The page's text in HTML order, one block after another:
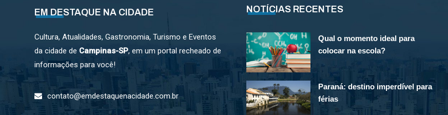
EM DESTAQUE NA CIDADE
Cultura, Atualidades, Gastronomia, Turismo e Eventos
da cidade de Campinas-SP, em um portal recheado de
informações para você!
contato@emdestaquenacidade.com.br
NOTÍCIAS RECENTES
Qual o momento ideal para
colocar na escola?
Paraná: destino imperdível para
férias